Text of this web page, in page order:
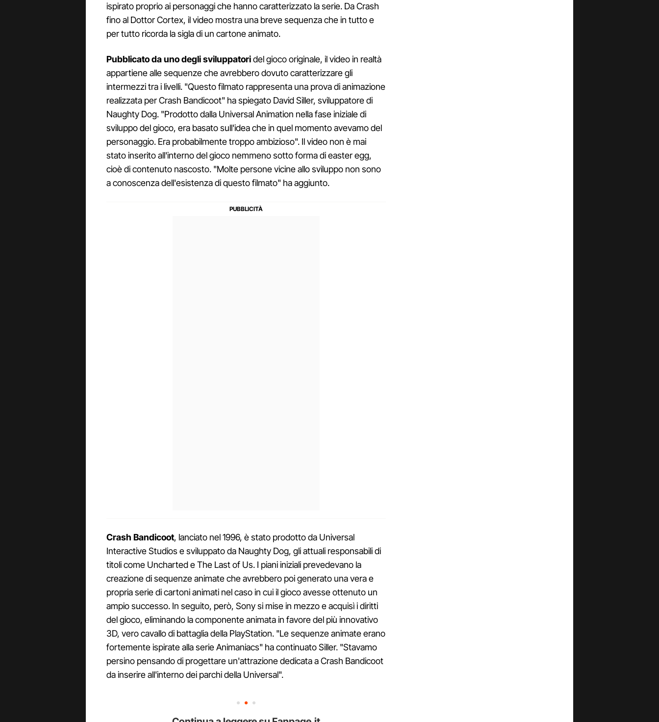
ispirato proprio ai personaggi che hanno caratterizzato la serie. Da Crash
fino al Dottor Cortex, il video mostra una breve sequenza che in tutto e
per tutto ricorda la sigla di un cartone animato.
Pubblicato da uno degli sviluppatoridel gioco originale, il video in realtà
appartiene alle sequenze che avrebbero dovuto caratterizzare gli
intermezzi tra i livelli. "Questo filmato rappresenta una prova di animazione
realizzata per Crash Bandicoot" ha spiegato David Siller, sviluppatore di
Naughty Dog. "Prodotto dalla Universal Animation nella fase iniziale di
sviluppo del gioco, era basato sull'idea che in quel momento avevamo del
personaggio. Era probabilmente troppo ambizioso". Il video non è mai
stato inserito all'interno del gioco nemmeno sotto forma di easter egg,
cioè di contenuto nascosto. "Molte persone vicine allo sviluppo non sono
a conoscenza dell'esistenza di questo filmato" ha aggiunto.
Crash Bandicoot, lanciato nel 1996, è stato prodotto da Universal
Interactive Studios e sviluppato da Naughty Dog, gli attuali responsabili di
titoli come Uncharted e The Last of Us. I piani iniziali prevedevano la
creazione di sequenze animate che avrebbero poi generato una vera e
propria serie di cartoni animati nel caso in cui il gioco avesse ottenuto un
ampio successo. In seguito, però, Sony si mise in mezzo e acquisì i diritti
del gioco, eliminando la componente animata in favore del più innovativo
3D, vero cavallo di battaglia della PlayStation. "Le sequenze animate erano
fortemente ispirate alla serie Animaniacs" ha continuato Siller. "Stavamo
persino pensando di progettare un'attrazione dedicata a Crash Bandicoot
da inserire all'interno dei parchi della Universal".